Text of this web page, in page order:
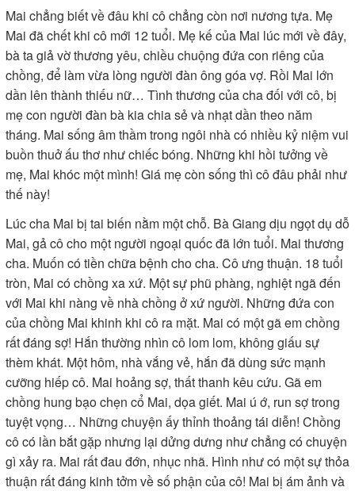
Mai chẳng biết về đâu khi cô chẳng còn nơi nương tựa. Mẹ
Mai đã chết khi cô mới 12 tuổi. Mẹ kế của Mai lúc mới về đây,
bà ta giả vờ thương yêu, chiều chuộng đứa con riêng của
chồng, để làm vừa lòng người đàn ông góa vợ. Rồi Mai lớn
dần lên thành thiếu nữ… Tình thương của cha đối với cô, bị
mẹ con người đàn bà kia chia sẻ và nhạt dần theo năm
tháng. Mai sống âm thầm trong ngôi nhà có nhiều kỷ niệm vui
buồn thuở ấu thơ như chiếc bóng. Những khi hồi tưởng về
mẹ, Mai khóc một mình! Giá mẹ còn sống thì cô đâu phải như
thế này!
Lúc cha Mai bị tai biến nằm một chỗ. Bà Giang dịu ngọt dụ dỗ
Mai, gả cô cho một người ngoại quốc đã lớn tuổi. Mai thương
cha. Muốn có tiền chữa bệnh cho cha. Cô ưng thuận. 18 tuổi
tròn, Mai có chồng xa xứ. Một sự phũ phàng, nghiệt ngã đến
với Mai khi nàng về nhà chồng ở xứ người. Những đứa con
của chồng Mai khinh khi cô ra mặt. Mai có một gã em chồng
rất đáng sợ! Hắn thường nhìn cô lom lom, không giấu sự
thèm khát. Một hôm, nhà vắng vẻ, hắn đã dùng sức mạnh
cưỡng hiếp cô. Mai hoảng sợ, thất thanh kêu cứu. Gã em
chồng hung bạo chẹn cổ Mai, dọa giết. Mai ú ớ, run sợ trong
tuyệt vọng… Những chuyện ấy thỉnh thoảng tái diễn! Chồng
cô có lần bắt gặp nhưng lại dửng dưng như chẳng có chuyện
gì xảy ra. Mai rất đau đớn, nhục nhã. Hình như có một sự thỏa
thuận rất đáng kinh tởm về số phận của cô! Mai bị ám ảnh và